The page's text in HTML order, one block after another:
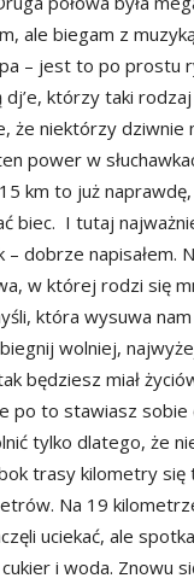
ale biegam z
– jest to po prostu
którzy taki rodzaj
że niektórzy dziwnie
power w
km to już
biec. I tutaj
– dobrze napisałem.
w której rodzi się
która wysuwa nam
wolniej,
będziesz miał
po to stawiasz
tylko dlatego, że
trasy kilometry się
Na 19
uciekać, ale
i woda. Znowu